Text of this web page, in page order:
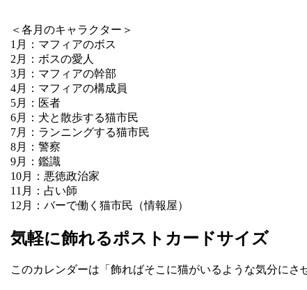
＜各月のキャラクター＞
1月：マフィアのボス
2月：ボスの愛人
3月：マフィアの幹部
4月：マフィアの構成員
5月：医者
6月：犬と散歩する猫市民
7月：ランニングする猫市民
8月：警察
9月：鑑識
10月：悪徳政治家
11月：占い師
12月：バーで働く猫市民（情報屋）
気軽に飾れるポストカードサイズ
このカレンダーは「飾ればそこに猫がいるような気分に